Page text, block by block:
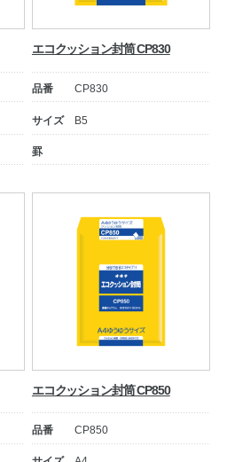
お知らせ
プライバシーポリシー
のお客様へ
希望の方へ
エコクッション封筒 CP830
品番 CP830
サイズ B5
罫
エコクッション封筒 CP850
品番 CP850